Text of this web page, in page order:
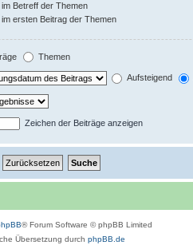
im Betreff der Themen
im ersten Beitrag der Themen
Themen
Aufsteigend
Zeichen der Beiträge anzeigen
® Forum Software © phpBB Limited
Übersetzung durch phpBB.de